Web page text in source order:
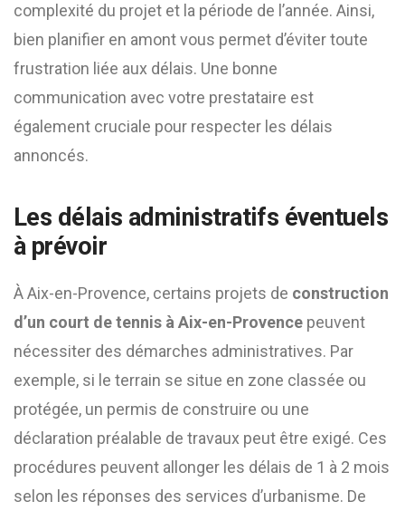
complexité du projet et la période de l’année. Ainsi,
bien planifier en amont vous permet d’éviter toute
frustration liée aux délais. Une bonne
communication avec votre prestataire est
également cruciale pour respecter les délais
annoncés.
Les délais administratifs éventuels
à prévoir
À Aix-en-Provence, certains projets de construction
d’un court de tennis à Aix-en-Provence peuvent
nécessiter des démarches administratives. Par
exemple, si le terrain se situe en zone classée ou
protégée, un permis de construire ou une
déclaration préalable de travaux peut être exigé. Ces
procédures peuvent allonger les délais de 1 à 2 mois
selon les réponses des services d’urbanisme. De